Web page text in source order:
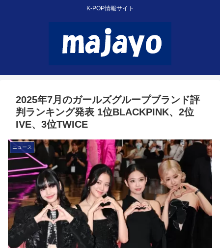
K-POP情報サイト
2025年7月のガールズグループブランド評
判ランキング発表 1位BLACKPINK、2位
IVE、3位TWICE
ニュース